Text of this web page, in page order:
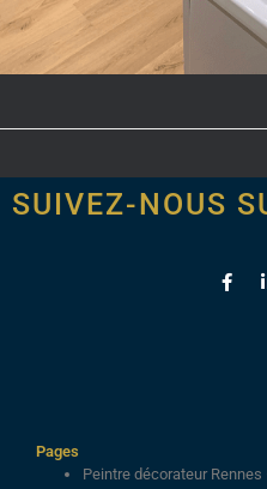
SUIVEZ-NOUS
Pages
Peintre décorateur